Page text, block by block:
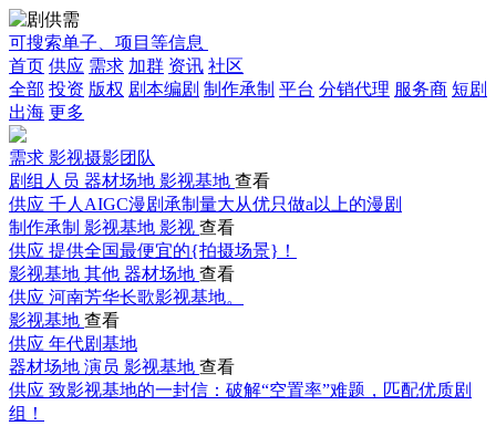
可搜索单子、项目等信息
首页 供应 需求 加群 资讯 社区
全部 投资 版权 剧本编剧 制作承制 平台 分销代理 服务商 短剧
出海 更多
需求 影视摄影团队
剧组人员 器材场地 影视基地 查看
供应 千人AIGC漫剧承制量大从优只做a以上的漫剧
制作承制 影视基地 影视 查看
供应 提供全国最便宜的{拍摄场景}！
影视基地 其他 器材场地 查看
供应 河南芳华长歌影视基地。
影视基地 查看
供应 年代剧基地
器材场地 演员 影视基地 查看
供应 致影视基地的一封信：破解“空置率”难题，匹配优质剧
组！